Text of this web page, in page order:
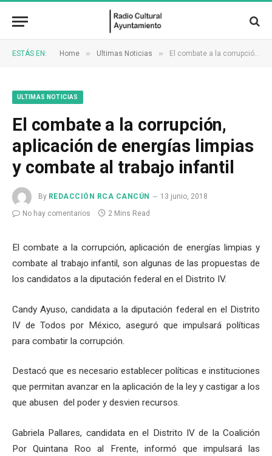
ESTÁS EN: Home » Ultimas Noticias » El combate a la corrupción, aplicación de energías limpias y combate al trabajo infantil
ULTIMAS NOTICIAS
El combate a la corrupción,
aplicación de energías limpias
y combate al trabajo infantil
By REDACCIÓN RCA CANCÚN
13 junio, 2018
No hay comentarios
2 Mins Read
El combate a la corrupción, aplicación de energías limpias y
combate al trabajo infantil, son algunas de las propuestas de
los candidatos a la diputación federal en el Distrito IV.
Candy Ayuso, candidata a la diputación federal en el Distrito
IV de Todos por México, aseguró que impulsará políticas
para combatir la corrupción.
Destacó que es necesario establecer políticas e instituciones
que permitan avanzar en la aplicación de la ley y castigar a los
que abusen del poder y desvien recursos.
Gabriela Pallares, candidata en el Distrito IV de la Coalición
Por Quintana Roo al Frente, informó que impulsará las